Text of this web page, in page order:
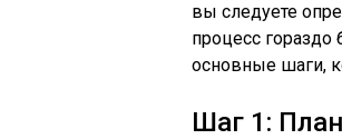
вы следуете
процесс
основные шаги,
Шаг 1: